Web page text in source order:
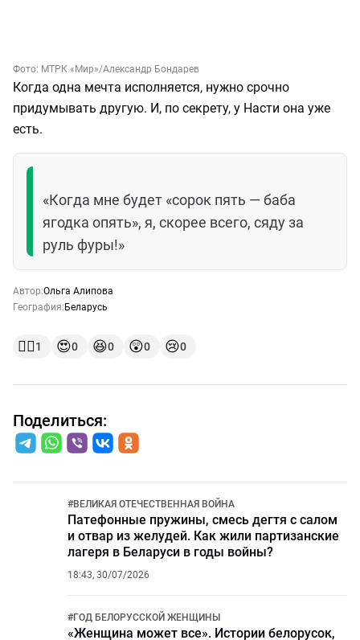
Фото: МТРК «Мир»/Александр Бондарев
Когда одна мечта исполняется, нужно срочно
придумывать другую. И, по секрету, у Насти она уже
есть.
«Когда мне будет «сорок пять — баба
ягодка опять», я, скорее всего, сяду за
руль фуры!»
Автор:Ольга Алипова
География: Беларусь
👍🏻1 😍0 😆0 😲0 😢0
Поделиться:
#ВЕЛИКАЯ ОТЕЧЕСТВЕННАЯ ВОЙНА
Патефонные пружины, смесь дегтя с салом
и отвар из желудей. Как жили партизанские
лагеря в Беларуси в годы войны?
18:43, 30/07/2026
#ГОД БЕЛОРУССКОЙ ЖЕНЩИНЫ
«Женщина может все». Истории белорусок,